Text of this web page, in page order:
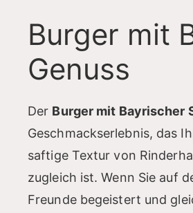
Burger mit
Genuss
Der Burger mit Bayrischer
Geschmackserlebnis, das
saftige Textur von
zugleich ist. Wenn Sie auf
Freunde begeistert und